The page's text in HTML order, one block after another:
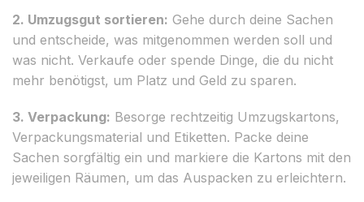
2. Umzugsgut sortieren: Gehe durch deine Sachen
und entscheide, was mitgenommen werden soll und
was nicht. Verkaufe oder spende Dinge, die du nicht
mehr benötigst, um Platz und Geld zu sparen.
3. Verpackung: Besorge rechtzeitig Umzugskartons,
Verpackungsmaterial und Etiketten. Packe deine
Sachen sorgfältig ein und markiere die Kartons mit den
jeweiligen Räumen, um das Auspacken zu erleichtern.